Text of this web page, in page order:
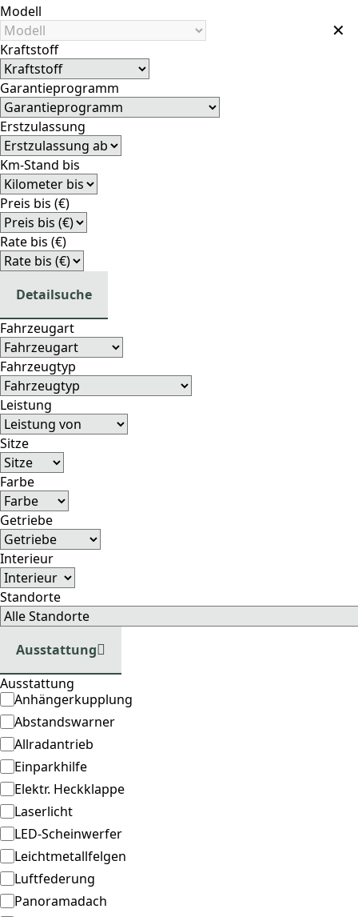
Modell
✕
Kraftstoff
Garantieprogramm
Erstzulassung
Km-Stand bis
Preis bis (€)
Rate bis (€)
Detailsuche
Fahrzeugart
Fahrzeugtyp
Leistung
Sitze
Farbe
Getriebe
Interieur
Standorte
Ausstattung
Ausstattung
Anhängerkupplung
Abstandswarner
Allradantrieb
Einparkhilfe
Elektr. Heckklappe
Laserlicht
LED-Scheinwerfer
Leichtmetallfelgen
Luftfederung
Panoramadach